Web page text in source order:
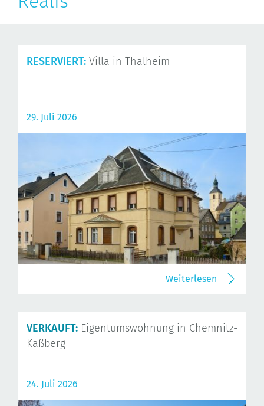
RESERVIERT: Villa in Thalheim
29. Juli 2026
Weiterlesen
VERKAUFT: Eigentumswohnung in Chemnitz-
Kaßberg
24. Juli 2026